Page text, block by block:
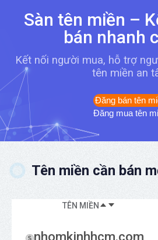
Sàn tên miền –
bán nhanh
Kết nối người mua, hỗ trợ
tên miền an
Đăng bán tên
Đăng mua tên
Tên miền cần bán
TÊN MIỀN
nhomkinhhcm.com